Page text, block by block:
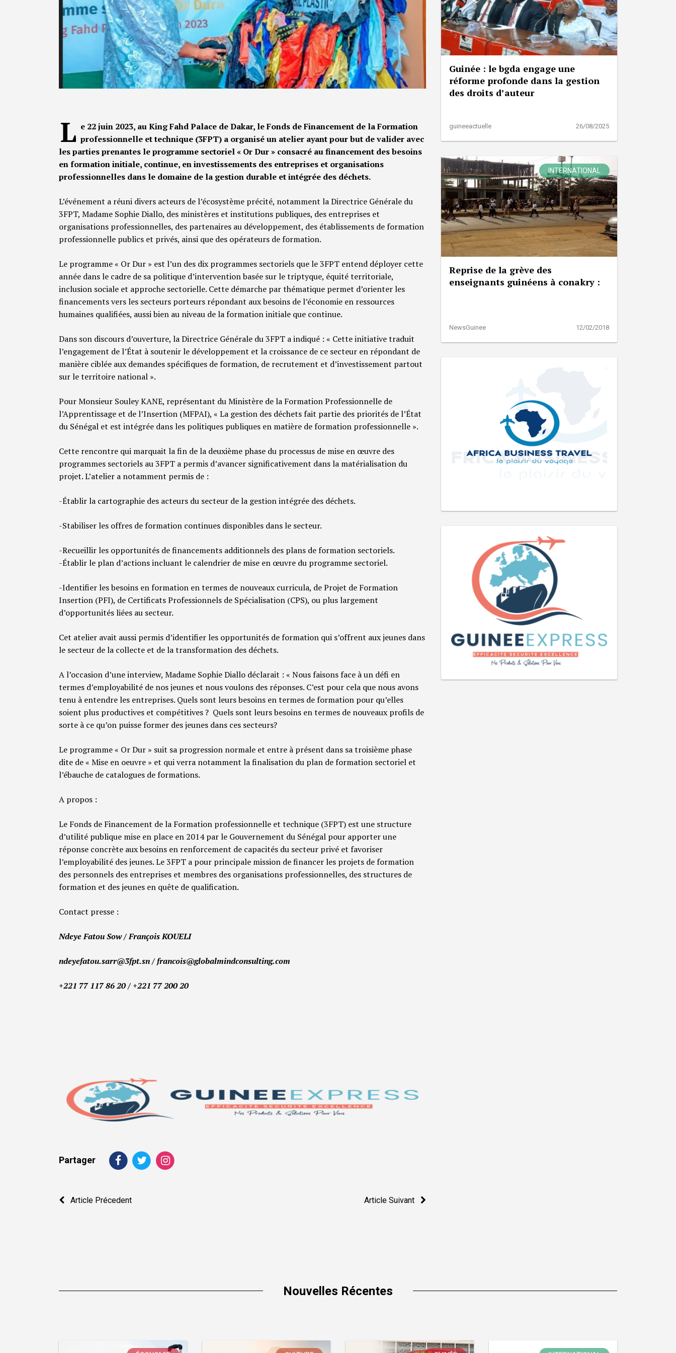
L e 22 juin 2023, au King Fahd Palace de Dakar, le Fonds de Financement de la Formation
professionnelle et technique (3FPT) a organisé un atelier ayant pour but de valider avec
les parties prenantes le programme sectoriel « Or Dur » consacré au financement des besoins
en formation initiale, continue, en investissements des entreprises et organisations
professionnelles dans le domaine de la gestion durable et intégrée des déchets.
L’événement a réuni divers acteurs de l’écosystème précité, notamment la Directrice Générale du
3FPT, Madame Sophie Diallo, des ministères et institutions publiques, des entreprises et
organisations professionnelles, des partenaires au développement, des établissements de formation
professionnelle publics et privés, ainsi que des opérateurs de formation.
Le programme « Or Dur » est l’un des dix programmes sectoriels que le 3FPT entend déployer cette
année dans le cadre de sa politique d’intervention basée sur le triptyque, équité territoriale,
inclusion sociale et approche sectorielle. Cette démarche par thématique permet d’orienter les
financements vers les secteurs porteurs répondant aux besoins de l’économie en ressources
humaines qualifiées, aussi bien au niveau de la formation initiale que continue.
Dans son discours d’ouverture, la Directrice Générale du 3FPT a indiqué : « Cette initiative traduit
l’engagement de l’État à soutenir le développement et la croissance de ce secteur en répondant de
manière ciblée aux demandes spécifiques de formation, de recrutement et d’investissement partout
sur le territoire national ».
Pour Monsieur Souley KANE, représentant du Ministère de la Formation Professionnelle de
l’Apprentissage et de l’Insertion (MFPAI), « La gestion des déchets fait partie des priorités de l’État
du Sénégal et est intégrée dans les politiques publiques en matière de formation professionnelle ».
Cette rencontre qui marquait la fin de la deuxième phase du processus de mise en œuvre des
programmes sectoriels au 3FPT a permis d’avancer significativement dans la matérialisation du
projet. L’atelier a notamment permis de :
-Établir la cartographie des acteurs du secteur de la gestion intégrée des déchets.
-Stabiliser les offres de formation continues disponibles dans le secteur.
-Recueillir les opportunités de financements additionnels des plans de formation sectoriels.
-Établir le plan d’actions incluant le calendrier de mise en œuvre du programme sectoriel.
-Identifier les besoins en formation en termes de nouveaux curricula, de Projet de Formation
Insertion (PFI), de Certificats Professionnels de Spécialisation (CPS), ou plus largement
d’opportunités liées au secteur.
Cet atelier avait aussi permis d’identifier les opportunités de formation qui s’offrent aux jeunes dans
le secteur de la collecte et de la transformation des déchets.
A l’occasion d’une interview, Madame Sophie Diallo déclarait : « Nous faisons face à un défi en
termes d’employabilité de nos jeunes et nous voulons des réponses. C’est pour cela que nous avons
tenu à entendre les entreprises. Quels sont leurs besoins en termes de formation pour qu’elles
soient plus productives et compétitives ? Quels sont leurs besoins en termes de nouveaux profils de
sorte à ce qu’on puisse former des jeunes dans ces secteurs?
Le programme « Or Dur » suit sa progression normale et entre à présent dans sa troisième phase
dite de « Mise en oeuvre » et qui verra notamment la finalisation du plan de formation sectoriel et
l’ébauche de catalogues de formations.
A propos :
Le Fonds de Financement de la Formation professionnelle et technique (3FPT) est une structure
d’utilité publique mise en place en 2014 par le Gouvernement du Sénégal pour apporter une
réponse concrète aux besoins en renforcement de capacités du secteur privé et favoriser
l’employabilité des jeunes. Le 3FPT a pour principale mission de financer les projets de formation
des personnels des entreprises et membres des organisations professionnelles, des structures de
formation et des jeunes en quête de qualification.
Contact presse :
Ndeye Fatou Sow / François KOUELI
ndeyefatou.sarr@3fpt.sn / francois@globalmindconsulting.com
+221 77 117 86 20 / +221 77 200 20
Partager
Navigation
Article Précedent Article Suivant
Guinée : le bgda engage une
réforme profonde dans la gestion
des droits d’auteur
guineeactuelle 26/08/2025
INTERNATIONAL
Reprise de la grève des
enseignants guinéens à conakry :
NewsGuinee 12/02/2018
Nouvelles Récentes